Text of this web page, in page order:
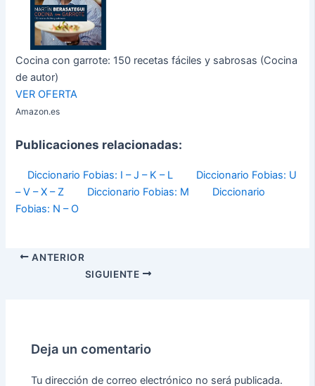
Cocina con garrote: 150 recetas fáciles y sabrosas (Cocina
de autor)
VER OFERTA
Amazon.es
Publicaciones relacionadas:
Diccionario Fobias: I – J – K – L
Diccionario Fobias: U
– V – X – Z
Diccionario Fobias: M
Diccionario
Fobias: N – O
ANTERIOR
SIGUIENTE
Deja un comentario
Tu dirección de correo electrónico no será publicada.